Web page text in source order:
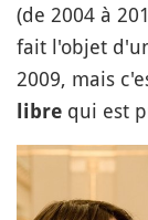
(de 2004 à
fait l'objet
2009, mais
libre qui est